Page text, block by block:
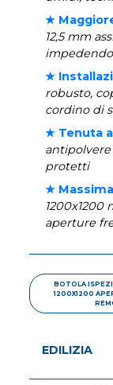
★
12,5 mm
★
robusto,
cordino di
★ Tenuta
protetti
★
1200x1200
aperture
BOTOLA
1200X1200
EDILIZIA